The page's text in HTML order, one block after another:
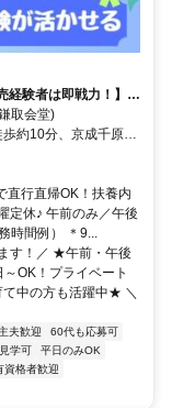
経験者は即戦力！】週
社会復帰の方も大歓
ト体制充実で働きや
登用実績もあります♪
取会堂)
約10分、京成千原線
直行直帰OK！扶養内
休♪ 午前のみ／午後
時間例） ＊9...
す！／ ★午前・午後
OK！プライベート
中の方も活躍中★ ＼
夫歓迎
60代も応募可
学可
平日のみOK
資格者歓迎